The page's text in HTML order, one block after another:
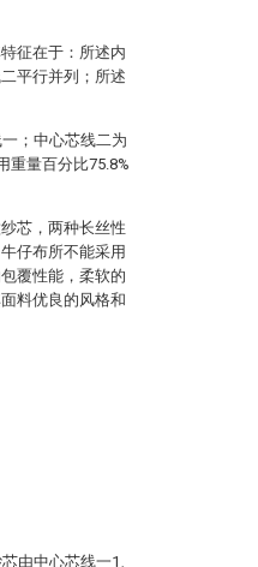
征在于：所述内
平行并列；所述
；中心芯线二为
重量百分比75.8%
芯，两种长丝性
仔布所不能采用
覆性能，柔软的
料优良的风格和
由中心芯线一1、